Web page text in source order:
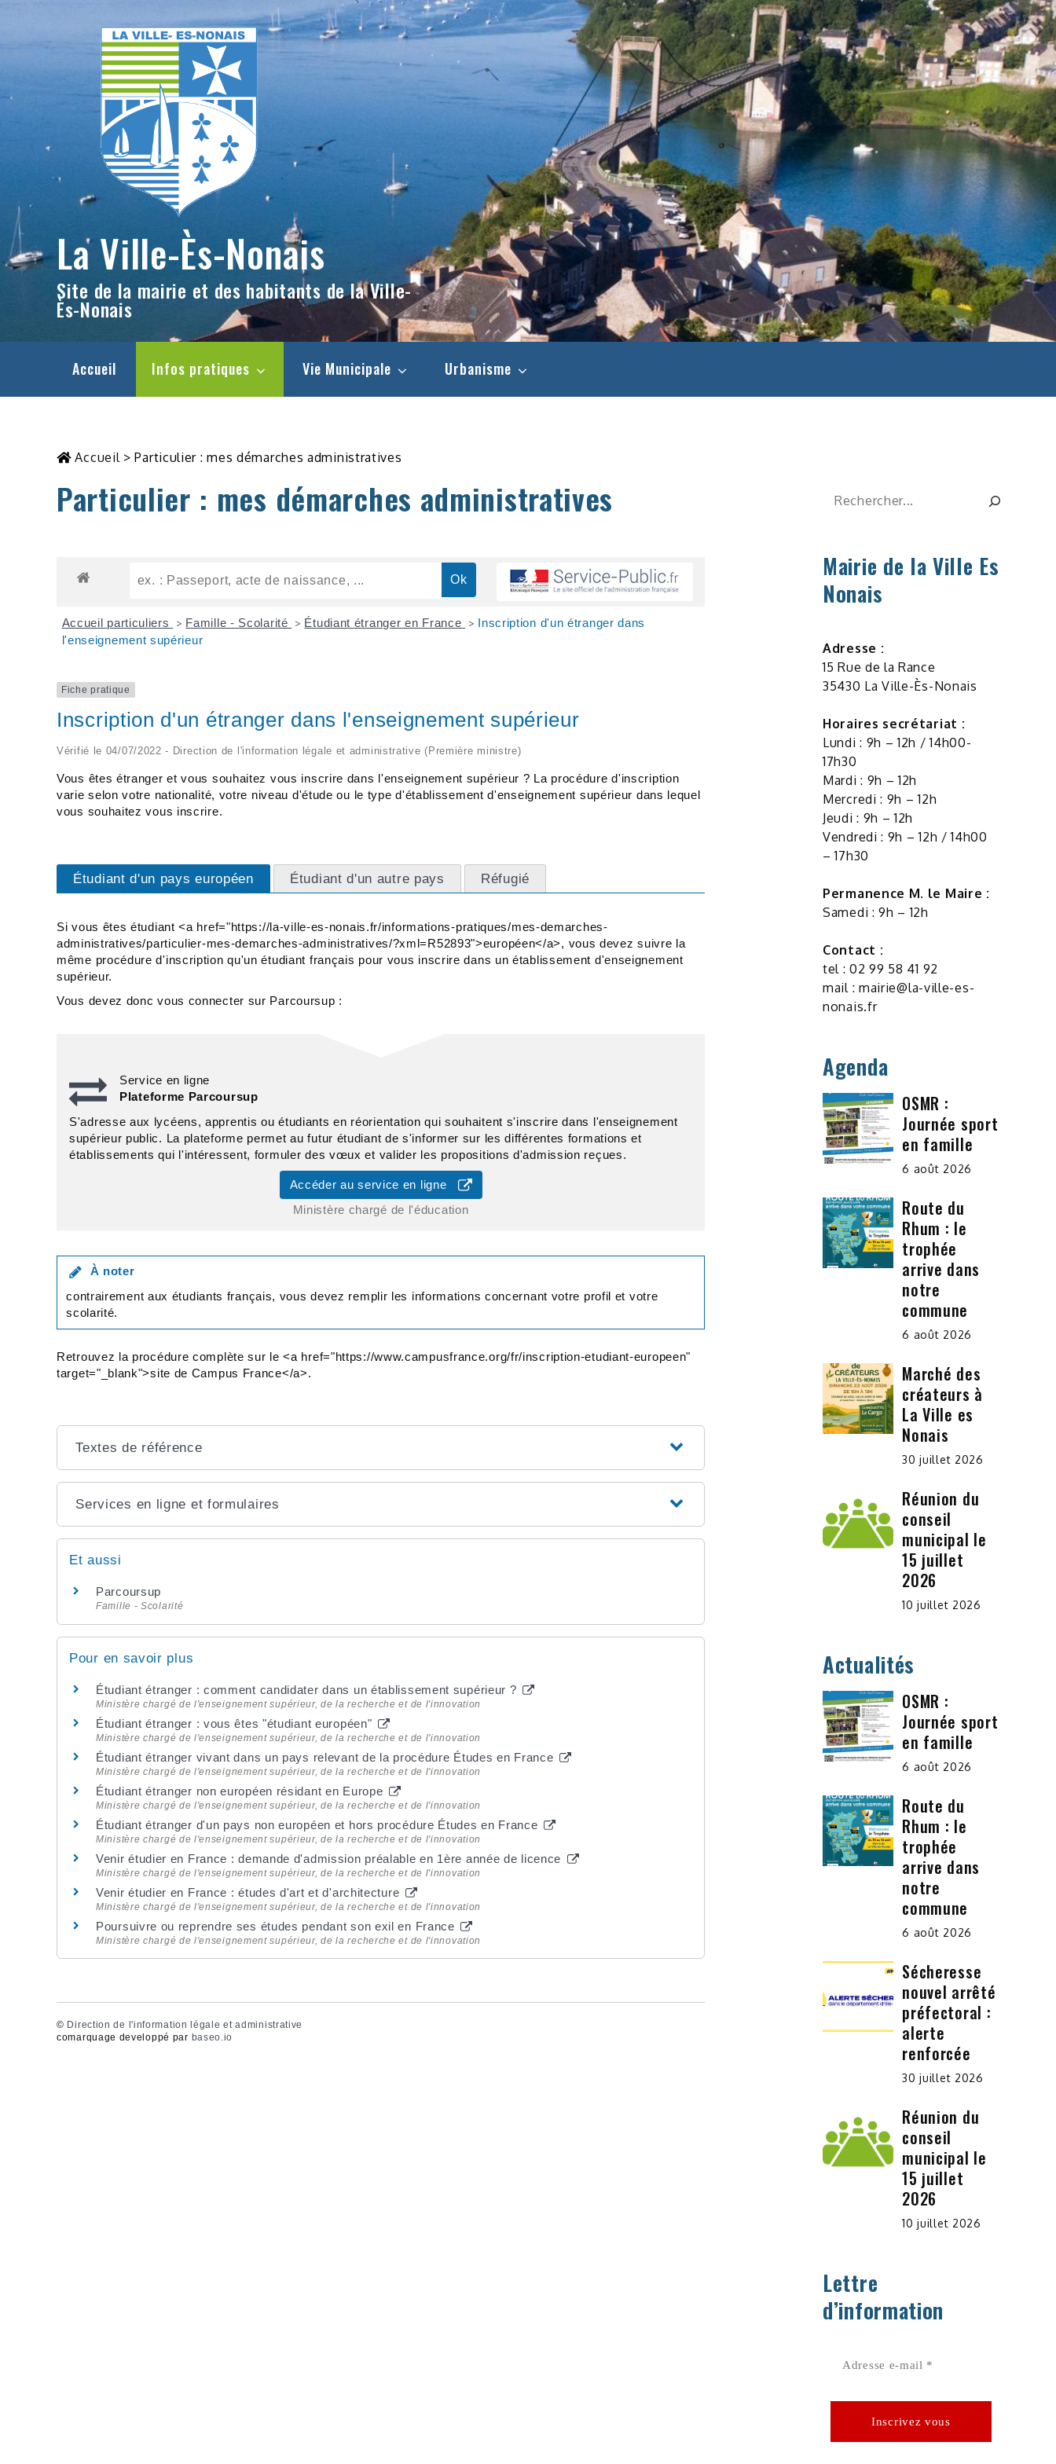
La Ville-Ès-Nonais
Site de la mairie et des habitants de la Ville-
Ès-Nonais
Accueil Infos pratiques Vie Municipale Urbanisme
Accueil >Particulier : mes démarches administratives
Particulier : mes démarches administratives
Accueil particuliers > Famille - Scolarité > Étudiant étranger en France > Inscription d'un étranger dans
l'enseignement supérieur
Fiche pratique
Inscription d'un étranger dans l'enseignement supérieur
Vérifié le 04/07/2022 - Direction de l'information légale et administrative (Première ministre)
Vous êtes étranger et vous souhaitez vous inscrire dans l'enseignement supérieur ? La procédure d'inscription
varie selon votre nationalité, votre niveau d'étude ou le type d'établissement d'enseignement supérieur dans lequel
vous souhaitez vous inscrire.
Étudiant d'un pays européen Étudiant d'un autre pays Réfugié
Si vous êtes étudiant <a href="https://la-ville-es-nonais.fr/informations-pratiques/mes-demarches-
administratives/particulier-mes-demarches-administratives/?xml=R52893">européen</a>, vous devez suivre la
même procédure d'inscription qu'un étudiant français pour vous inscrire dans un établissement d'enseignement
supérieur.
Vous devez donc vous connecter sur Parcoursup :
Service en ligne
Plateforme Parcoursup
S'adresse aux lycéens, apprentis ou étudiants en réorientation qui souhaitent s'inscrire dans l'enseignement
supérieur public. La plateforme permet au futur étudiant de s'informer sur les différentes formations et
établissements qui l'intéressent, formuler des vœux et valider les propositions d'admission reçues.
Accéder au service en ligne
Ministère chargé de l'éducation
À noter
contrairement aux étudiants français, vous devez remplir les informations concernant votre profil et votre
scolarité.
Retrouvez la procédure complète sur le <a href="https://www.campusfrance.org/fr/inscription-etudiant-europeen"
target="_blank">site de Campus France</a>.
Textes de référence
Services en ligne et formulaires
Et aussi
Parcoursup
Famille - Scolarité
Pour en savoir plus
Étudiant étranger : comment candidater dans un établissement supérieur ?
Ministère chargé de l'enseignement supérieur, de la recherche et de l'innovation
Étudiant étranger : vous êtes "étudiant européen"
Ministère chargé de l'enseignement supérieur, de la recherche et de l'innovation
Étudiant étranger vivant dans un pays relevant de la procédure Études en France
Ministère chargé de l'enseignement supérieur, de la recherche et de l'innovation
Étudiant étranger non européen résidant en Europe
Ministère chargé de l'enseignement supérieur, de la recherche et de l'innovation
Étudiant étranger d'un pays non européen et hors procédure Études en France
Ministère chargé de l'enseignement supérieur, de la recherche et de l'innovation
Venir étudier en France : demande d'admission préalable en 1ère année de licence
Ministère chargé de l'enseignement supérieur, de la recherche et de l'innovation
Venir étudier en France : études d'art et d'architecture
Ministère chargé de l'enseignement supérieur, de la recherche et de l'innovation
Poursuivre ou reprendre ses études pendant son exil en France
Ministère chargé de l'enseignement supérieur, de la recherche et de l'innovation
© Direction de l'information légale et administrative
comarquage developpé par baseo.io
Rechercher
Mairie de la Ville Es
Nonais
Adresse :
15 Rue de la Rance
35430 La Ville-Ès-Nonais
Horaires secrétariat :
Lundi : 9h – 12h / 14h00-
17h30
Mardi : 9h – 12h
Mercredi : 9h – 12h
Jeudi : 9h – 12h
Vendredi : 9h – 12h / 14h00
– 17h30
Permanence M. le Maire :
Samedi : 9h – 12h
Contact :
tel : 02 99 58 41 92
mail : mairie@la-ville-es-
nonais.fr
Agenda
OSMR :
Journée sport
en famille
6 août 2026
Route du
Rhum : le
trophée
arrive dans
notre
commune
6 août 2026
Marché des
créateurs à
La Ville es
Nonais
30 juillet 2026
Réunion du
conseil
municipal le
15 juillet
2026
10 juillet 2026
Actualités
OSMR :
Journée sport
en famille
6 août 2026
Route du
Rhum : le
trophée
arrive dans
notre
commune
6 août 2026
Sécheresse
nouvel arrêté
préfectoral :
alerte
renforcée
30 juillet 2026
Réunion du
conseil
municipal le
15 juillet
2026
10 juillet 2026
Lettre
d’information